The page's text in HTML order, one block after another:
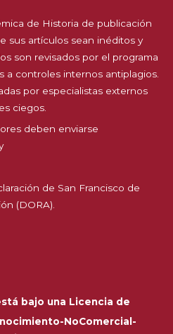
de Historia de publicación
sus artículos sean inéditos y
son revisados por el programa
a controles internos antiplagios.
por especialistas externos
ciegos.
deben enviarse
de San Francisco de
(DORA).
bajo una Licencia de
NoComercial-